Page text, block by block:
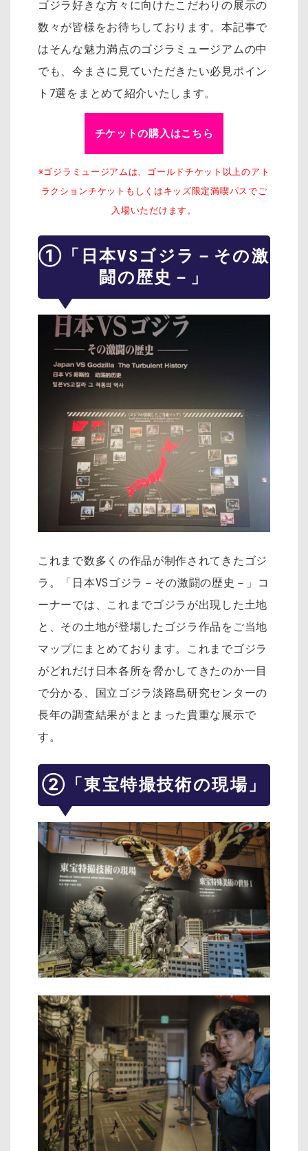
ゴジラ好きな方々に向けたこだわりの展示の
数々が皆様をお待ちしております。本記事で
はそんな魅力満点のゴジラミュージアムの中
でも、今まさに見ていただきたい必見ポイン
ト7選をまとめて紹介いたします。
チケットの購入はこちら
※ゴジラミュージアムは、ゴールドチケット以上のアト
ラクションチケットもしくはキッズ限定満喫パスでご
入場いただけます。
①「日本VSゴジラ－その激
闘の歴史－」
これまで数多くの作品が制作されてきたゴジ
ラ。「日本VSゴジラ－その激闘の歴史－」コ
ーナーでは、これまでゴジラが出現した土地
と、その土地が登場したゴジラ作品をご当地
マップにまとめております。これまでゴジラ
がどれだけ日本各所を脅かしてきたのか一目
で分かる、国立ゴジラ淡路島研究センターの
長年の調査結果がまとまった貴重な展示で
す。
②「東宝特撮技術の現場」